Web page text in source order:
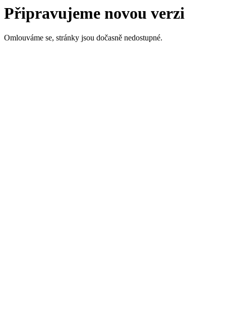
Připravujeme novou verzi
Omlouváme se, stránky jsou dočasně nedostupné.